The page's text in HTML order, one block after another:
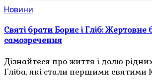
Новини
Святі брати Борис і Гліб: Жертовне
самозречення
Дізнайтеся про життя і долю
Гліба, які стали першими святими